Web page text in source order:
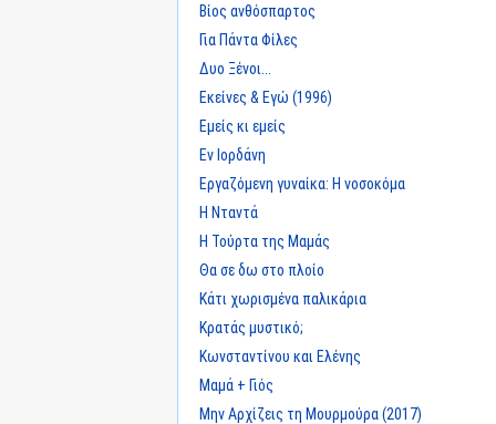
Βίος ανθόσπαρτος
Για Πάντα Φίλες
Δυο Ξένοι...
Εκείνες & Εγώ (1996)
Εμείς κι εμείς
Εν Ιορδάνη
Εργαζόμενη γυναίκα: Η νοσοκόμα
Η Νταντά
Η Τούρτα της Μαμάς
Θα σε δω στο πλοίο
Κάτι χωρισμένα παλικάρια
Κρατάς μυστικό;
Κωνσταντίνου και Ελένης
Μαμά + Γιός
Μην Αρχίζεις τη Μουρμούρα (2017)